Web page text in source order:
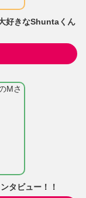
好きなShuntaくん
タビュー！！